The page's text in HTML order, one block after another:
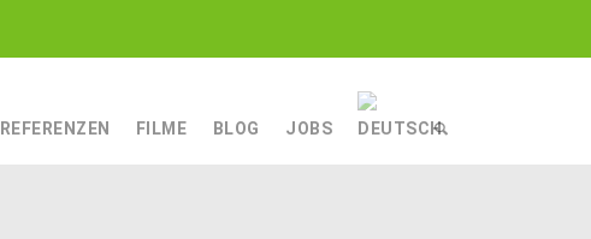
REFERENZEN FILME BLOG JOBS